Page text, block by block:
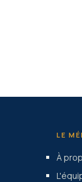
LE
À